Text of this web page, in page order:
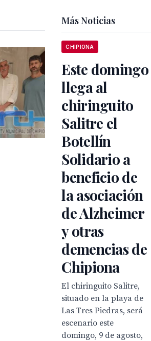
Más Noticias
CHIPIONA
Este domingo
llega al
chiringuito
Salitre el
Botellín
Solidario a
beneficio de
la asociación
de Alzheimer
y otras
demencias de
Chipiona
El chiringuito Salitre,
situado en la playa de
Las Tres Piedras, será
escenario este
domingo, 9 de agosto,